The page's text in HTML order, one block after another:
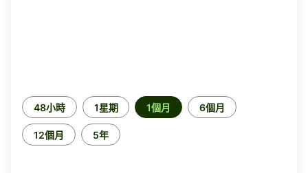
時
段
48小時 1星期 1個月 6個月
12個月 5年